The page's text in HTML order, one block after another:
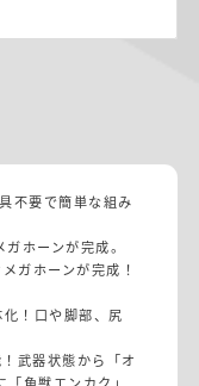
不要で簡単な組み
ホーンが完成。
ガホーンが完成！
！口や脚部、尻
武器状態から「オ